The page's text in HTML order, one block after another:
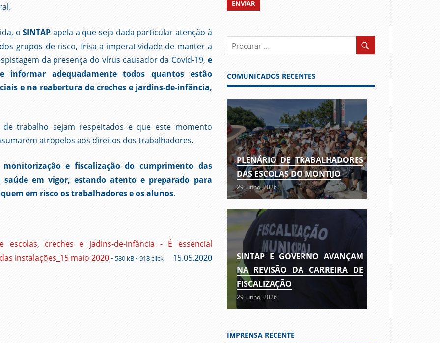
oSINTAP apela a que seja dada particular atenção à
grupos de risco, frisa a imperatividade de manter a
da presença do vírus causador da Covid-19, e
informar adequadamente todos quantos estão
e na reabertura de creches e jardins-de-infância,
trabalho sejam respeitados e que este momento
atropelos aos direitos dos trabalhadores.
e fiscalização do cumprimento das
em vigor, estando atento e preparado para
em risco os trabalhadores e os alunos.
escolas, creches e jadins-de-infância - É essencial
instalações_15 maio 2020 • 580 kB • 918 click 15.05.2020
COMUNICADOS RECENTES
PLENÁRIO DE TRABALHADORES
DAS ESCOLAS DO MONTIJO
29 Junho, 2026
SINTAP E GOVERNO AVANÇAM
NA REVISÃO DA CARREIRA DE
FISCALIZAÇÃO
29 Junho, 2026
IMPRENSA RECENTE